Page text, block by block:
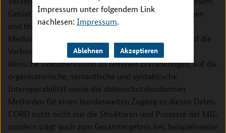
Impressum unter folgendem Link
nachlesen: Impressum.
Ablehnen Akzeptieren
Gebiet anzuregen sowie die Qualität der diagnostischen
und therapeutischen Prozesse zu verbessern.Auf der
Medizininformatik-Seite legt CORD Schwerpunkte auf die
Verbesserung von Konzepten und Lösungen für die
klinische Dokumentation zu seltenen Erkrankungen, auf die
organisatorische, semantische und syntaktische
Interoperabilität sowie die datenschutzkonformen
Methoden für einen bundesweiten Zugang zu diesen Daten.
CORD nutzt nicht nur die Strukturen und Prozesse der MII,
sondern trägt auch zum Gesamtergebnis bei, beispielsweise